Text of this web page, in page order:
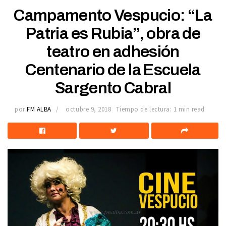
Campamento Vespucio: “La
Patria es Rubia”, obra de
teatro en adhesión
Centenario de la Escuela
Sargento Cabral
por FM ALBA octubre 9, 2018 Tiempo de lectura: 1 min read